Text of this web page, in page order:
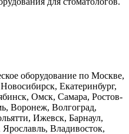
оборудование по Москве,
Екатеринбург,
Омск, Самара, Ростов-
Воронеж, Волгоград,
Ижевск, Барнаул,
Владивосток,